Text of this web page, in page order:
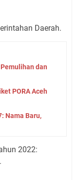
Daerah.
dan
PORA Aceh
Nama Baru,
2022: